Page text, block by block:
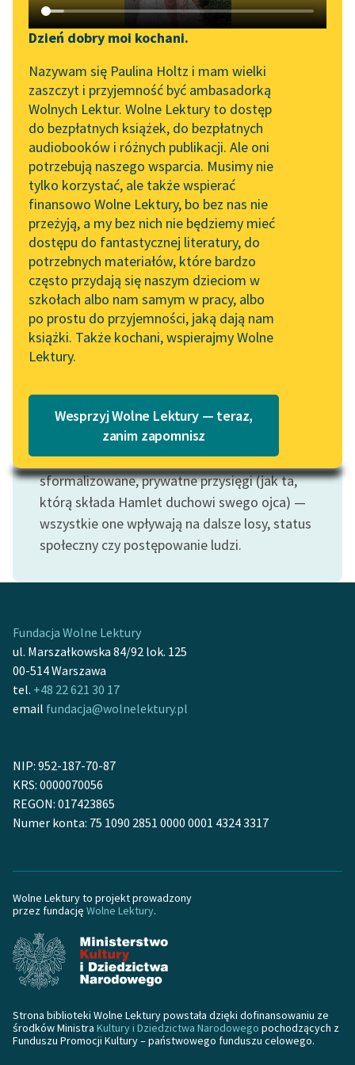
Katalog DAISY
Podkasty o książkach
Zgłoś brak utworu
Aktualności
„Prokurator Alicja Horn”
do słuchania
Byliśmy częścią AI Impact
Lab
Zapraszamy na spotkanie
online z tłumaczkami
literatury skandynawskiej
Spotkanie z Katarzyną
Tunkiel w Oslo
102. lata temu zmarł
Joseph Conrad
Lektury szkolne i klasyka
literatury do słuchania dla
uczennic i uczniów z
niepełnosprawnościami
E-kolekcja lektur
szkolnych i literatury do
uczniów z
Feministyczne inspiracje.
Popularyzacja
skandynawskiej literatury
feministycznej
Ręce pełne poezji
twórców przechodzących
do domeny publicznej,
lektur szkolnych oraz
Starego Testamentu
Szkoła Poezji Wolnych
Lektur
Narzędzia
Mapa Wolnych Lektur
Leśmianator
Przewodnik dla piszących i
czytających
API
OAI-PMH
Widget Wolnych Lektur
Przypisy
Katalog w formacie PDF
O nas
Kontakt
O projekcie
Zespół
Dzień dobry moi kochani.
Nazywam się Paulina Holtz i mam wielki
zaszczyt i przyjemność być ambasadorką
Wolnych Lektur. Wolne Lektury to dostęp
do bezpłatnych książek, do bezpłatnych
audiobooków i różnych publikacji. Ale oni
potrzebują naszego wsparcia. Musimy nie
tylko korzystać, ale także wspierać
finansowo Wolne Lektury, bo bez nas nie
przeżyją, a my bez nich nie będziemy mieć
dostępu do fantastycznej literatury, do
potrzebnych materiałów, które bardzo
często przydają się naszym dzieciom w
szkołach albo nam samym w pracy, albo
po prostu do przyjemności, jaką dają nam
książki. Także kochani, wspierajmy Wolne
Lektury.
Wesprzyj Wolne Lektury — teraz,
zanim zapomnisz
Gabriela Zapolska
Nie wierzyć
przysięganiu? A to coś
nowego! Odkąd świat
światem — Bóg
przysięgania
postanowił, a tych...
Czytaj więcej
Motyw: Przysięga
mowy, którego podstawową funkcją jest
zmiana rzeczywistości. Są przysięgiślubne
ślubowaniarycerskie, czy te, które
obowiązują księży, są też mniej
sformalizowane, prywatne przysięgi (jak ta,
którą składa Hamlet duchowi swego ojca) —
wszystkie one wpływają na dalsze losy, status
społeczny czy postępowanie ludzi.
Fundacja Wolne Lektury
ul. Marszałkowska 84/92 lok. 125
00-514 Warszawa
tel. +48 22 621 30 17
email fundacja@wolnelektury.pl
NIP: 952-187-70-87
KRS: 0000070056
REGON: 017423865
Numer konta: 75 1090 2851 0000 0001 4324 3317
Wolne Lektury to projekt prowadzony
przez fundację Wolne Lektury.
Strona biblioteki Wolne Lektury powstała dzięki dofinansowaniu ze
środków Ministra Kultury i Dziedzictwa Narodowego pochodzących z
Funduszu Promocji Kultury – państwowego funduszu celowego.